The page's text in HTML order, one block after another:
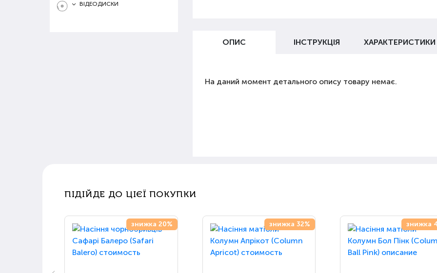
ВІДЕОДИСКИ
ОПИС ІНСТРУКЦІЯ ХАРАКТЕРИСТИКИ
На даний момент детального опису товару немає.
ПІДІЙДЕ ДО ЦІЄЇ ПОКУПКИ
знижка 20% знижка 32% знижка